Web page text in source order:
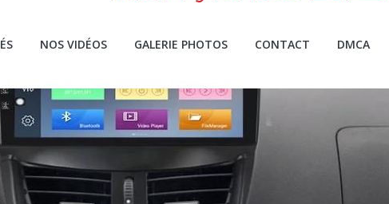
NOS VIDÉOS GALERIE PHOTOS CONTACT DMCA